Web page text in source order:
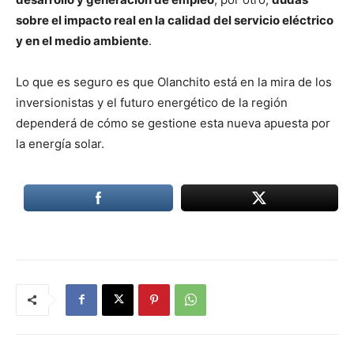
sobre el impacto real en la calidad del servicio eléctrico
y en el medio ambiente.
Lo que es seguro es que Olanchito está en la mira de los
inversionistas y el futuro energético de la región
dependerá de cómo se gestione esta nueva apuesta por
la energía solar.